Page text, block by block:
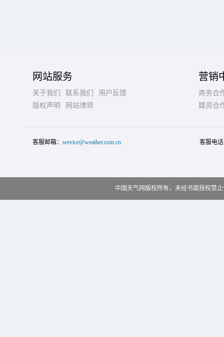
网站服务
关于我们 联系我们
用户反馈
版权声明
网站律师
营销
商务合
媒资合
客服邮箱： service@weather.com.cn 客服电
中国天气网版权所有，未经书面授权